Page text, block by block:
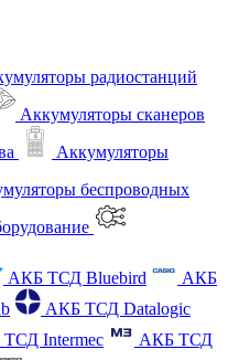
радиостанций
Аккумуляторы сканеров
Аккумуляторы
беспроводных
АКБ ТСД Bluebird
АКБ
АКБ ТСД Datalogic
Intermec
АКБ ТСД